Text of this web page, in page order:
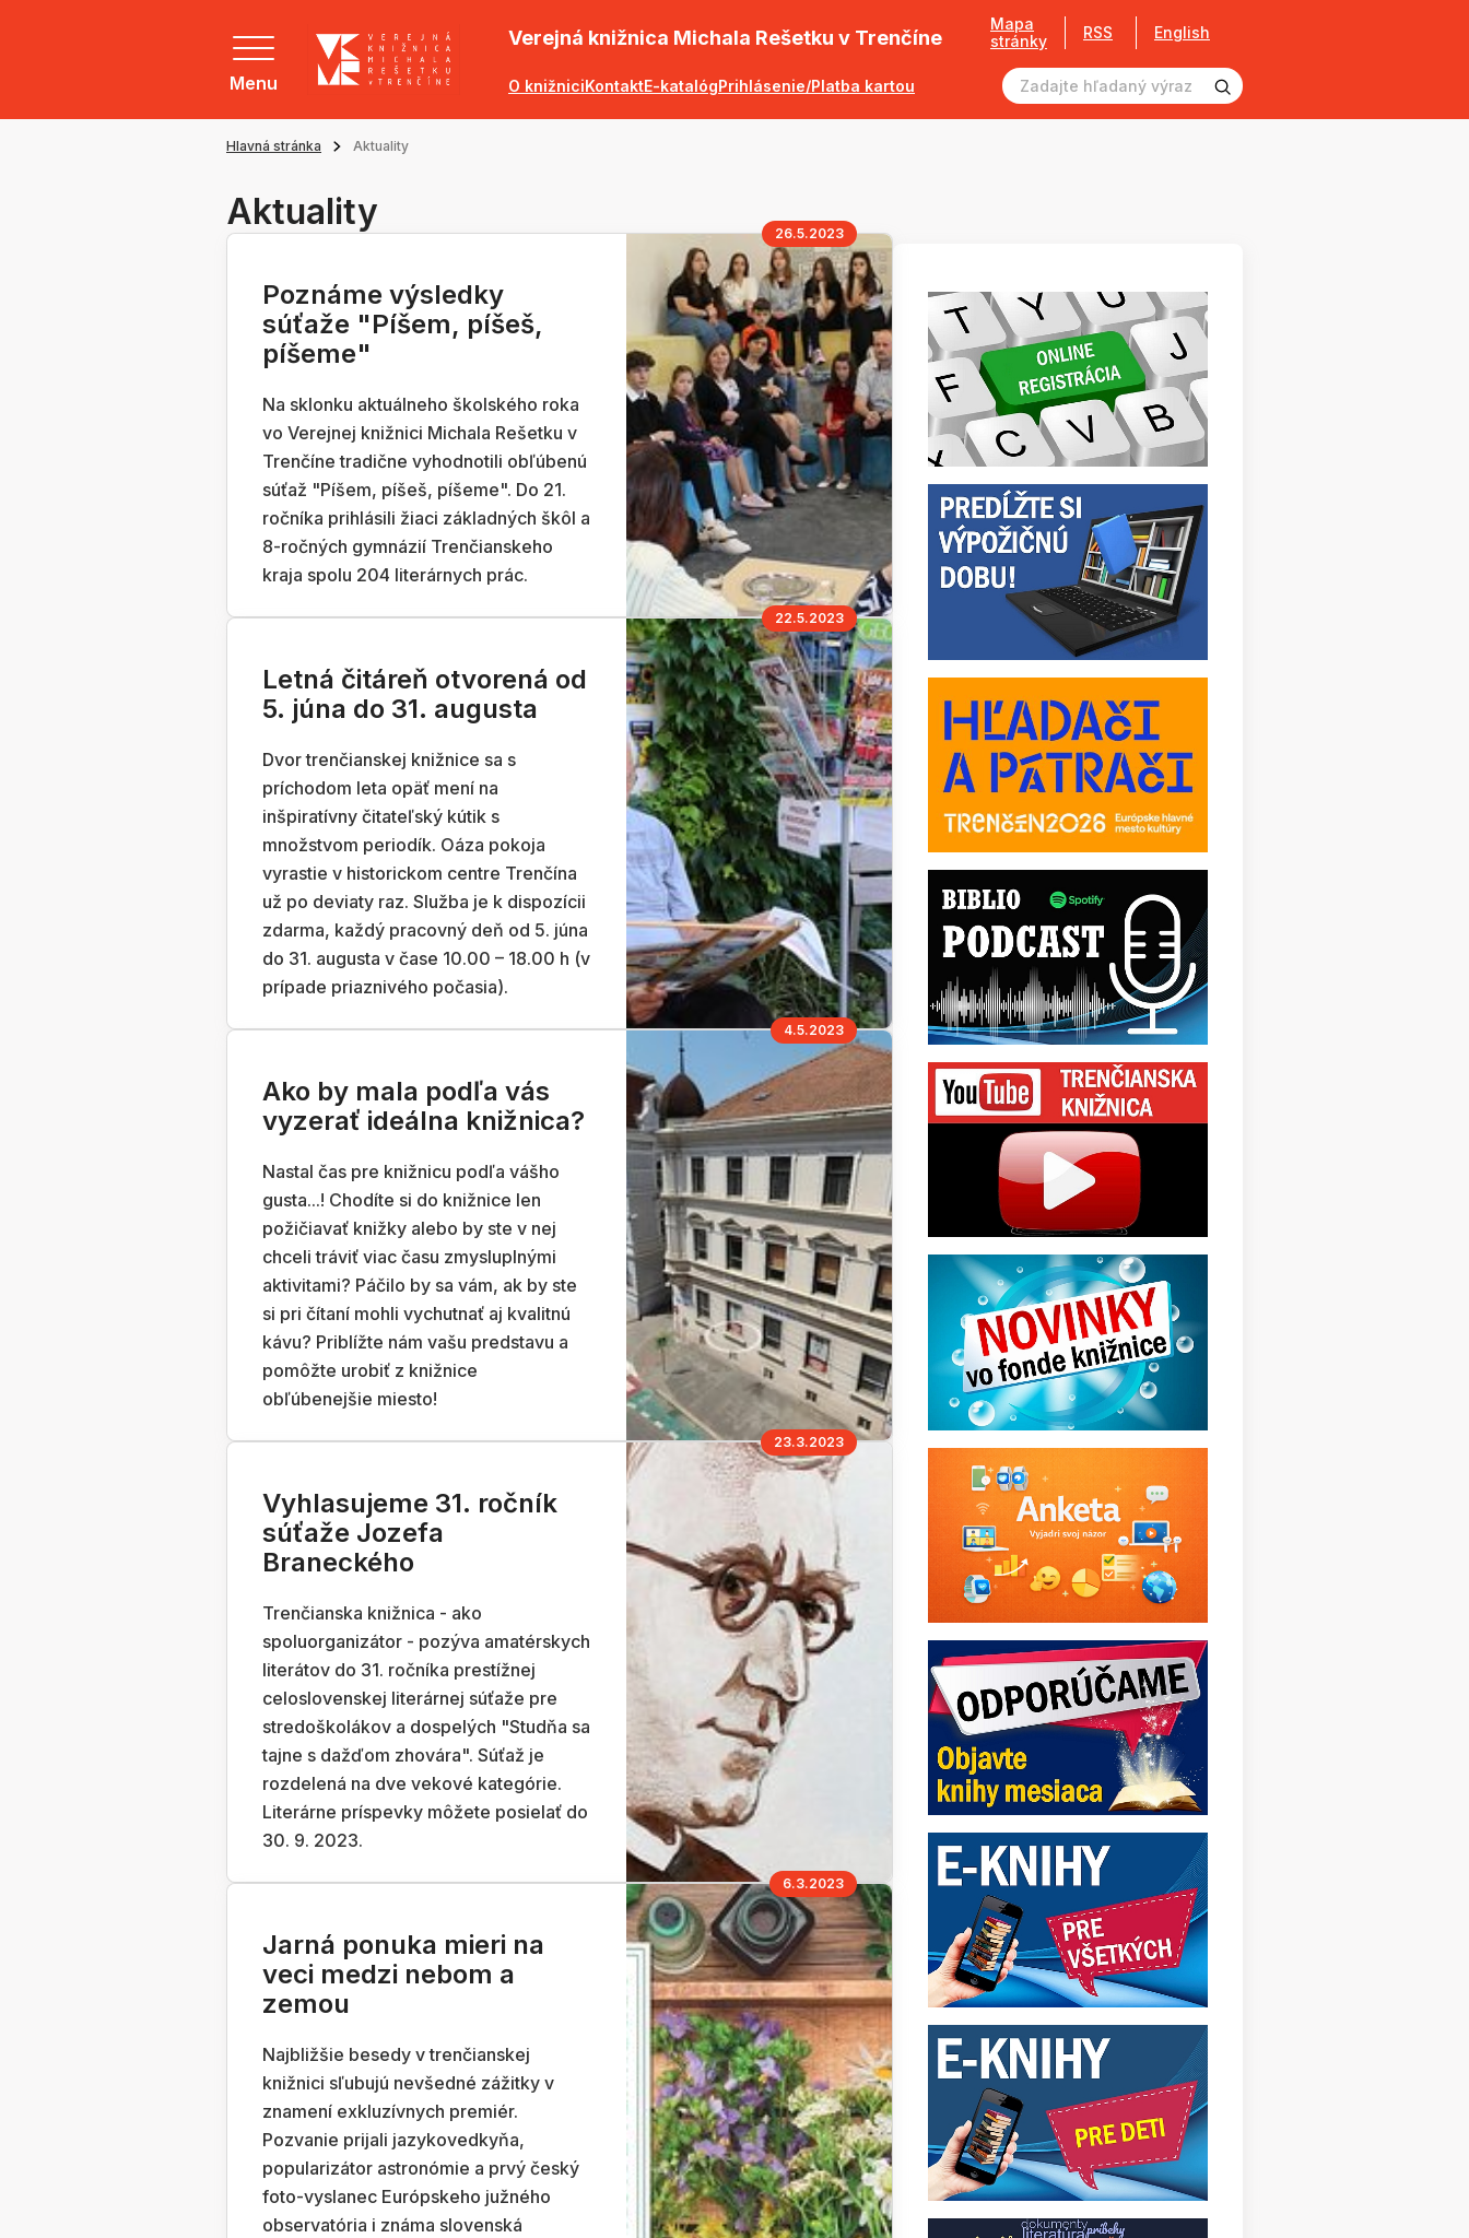
Menu
Verejná knižnica Michala Rešetku v Trenčíne
O knižniciKontaktE-katalógPrihlásenie/Platba kartou
Mapa
stránky
RSS English
Hlavná stránka Aktuality
Aktuality
26.5.2023
Poznáme výsledky
súťaže "Píšem, píšeš,
píšeme"
Na sklonku aktuálneho školského roka
vo Verejnej knižnici Michala Rešetku v
Trenčíne tradične vyhodnotili obľúbenú
súťaž "Píšem, píšeš, píšeme". Do 21.
ročníka prihlásili žiaci základných škôl a
8-ročných gymnázií Trenčianskeho
kraja spolu 204 literárnych prác.
22.5.2023
Letná čitáreň otvorená od
5. júna do 31. augusta
Dvor trenčianskej knižnice sa s
príchodom leta opäť mení na
inšpiratívny čitateľský kútik s
množstvom periodík. Oáza pokoja
vyrastie v historickom centre Trenčína
už po deviaty raz. Služba je k dispozícii
zdarma, každý pracovný deň od 5. júna
do 31. augusta v čase 10.00 – 18.00 h (v
prípade priaznivého počasia).
4.5.2023
Ako by mala podľa vás
vyzerať ideálna knižnica?
Nastal čas pre knižnicu podľa vášho
gusta...! Chodíte si do knižnice len
požičiavať knižky alebo by ste v nej
chceli tráviť viac času zmysluplnými
aktivitami? Páčilo by sa vám, ak by ste
si pri čítaní mohli vychutnať aj kvalitnú
kávu? Priblížte nám vašu predstavu a
pomôžte urobiť z knižnice
obľúbenejšie miesto!
23.3.2023
Vyhlasujeme 31. ročník
súťaže Jozefa
Braneckého
Trenčianska knižnica - ako
spoluorganizátor - pozýva amatérskych
literátov do 31. ročníka prestížnej
celoslovenskej literárnej súťaže pre
stredoškolákov a dospelých "Studňa sa
tajne s dažďom zhovára". Súťaž je
rozdelená na dve vekové kategórie.
Literárne príspevky môžete posielať do
30. 9. 2023.
6.3.2023
Jarná ponuka mieri na
veci medzi nebom a
zemou
Najbližšie besedy v trenčianskej
knižnici sľubujú nevšedné zážitky v
znamení exkluzívnych premiér.
Pozvanie prijali jazykovedkyňa,
popularizátor astronómie a prvý český
foto-vyslanec Európskeho južného
observatória i známa slovenská